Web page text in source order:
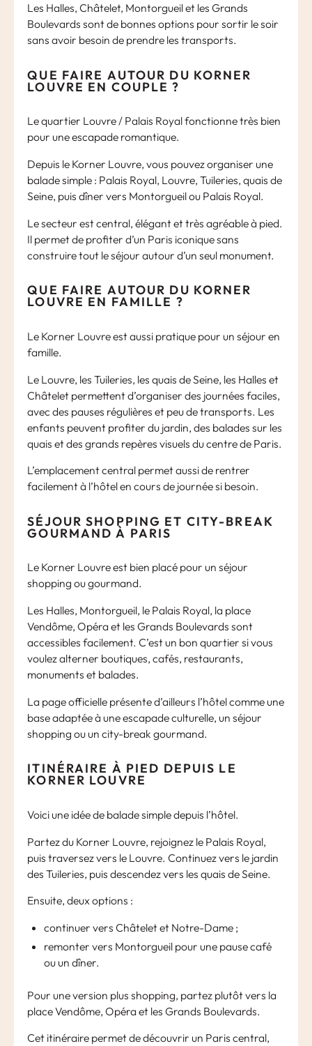
Les Halles, Châtelet, Montorgueil et les Grands
Boulevards sont de bonnes options pour sortir le soir
sans avoir besoin de prendre les transports.
QUE FAIRE AUTOUR DU KORNER
LOUVRE EN COUPLE ?
Le quartier Louvre / Palais Royal fonctionne très bien
pour une escapade romantique.
Depuis le Korner Louvre, vous pouvez organiser une
balade simple : Palais Royal, Louvre, Tuileries, quais de
Seine, puis dîner vers Montorgueil ou Palais Royal.
Le secteur est central, élégant et très agréable à pied.
Il permet de profiter d’un Paris iconique sans
construire tout le séjour autour d’un seul monument.
QUE FAIRE AUTOUR DU KORNER
LOUVRE EN FAMILLE ?
Le Korner Louvre est aussi pratique pour un séjour en
famille.
Le Louvre, les Tuileries, les quais de Seine, les Halles et
Châtelet permettent d’organiser des journées faciles,
avec des pauses régulières et peu de transports. Les
enfants peuvent profiter du jardin, des balades sur les
quais et des grands repères visuels du centre de Paris.
L’emplacement central permet aussi de rentrer
facilement à l’hôtel en cours de journée si besoin.
SÉJOUR SHOPPING ET CITY-BREAK
GOURMAND À PARIS
Le Korner Louvre est bien placé pour un séjour
shopping ou gourmand.
Les Halles, Montorgueil, le Palais Royal, la place
Vendôme, Opéra et les Grands Boulevards sont
accessibles facilement. C’est un bon quartier si vous
voulez alterner boutiques, cafés, restaurants,
monuments et balades.
La page officielle présente d’ailleurs l’hôtel comme une
base adaptée à une escapade culturelle, un séjour
shopping ou un city-break gourmand.
ITINÉRAIRE À PIED DEPUIS LE
KORNER LOUVRE
Voici une idée de balade simple depuis l’hôtel.
Partez du Korner Louvre, rejoignez le Palais Royal,
puis traversez vers le Louvre. Continuez vers le jardin
des Tuileries, puis descendez vers les quais de Seine.
Ensuite, deux options :
continuer vers Châtelet et Notre-Dame ;
remonter vers Montorgueil pour une pause café
ou un dîner.
Pour une version plus shopping, partez plutôt vers la
place Vendôme, Opéra et les Grands Boulevards.
Cet itinéraire permet de découvrir un Paris central,